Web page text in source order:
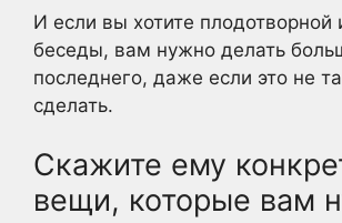
И если вы хотите плодотворной
беседы, вам нужно делать
последнего, даже если это не
сделать.
Скажите ему
вещи, которые вам